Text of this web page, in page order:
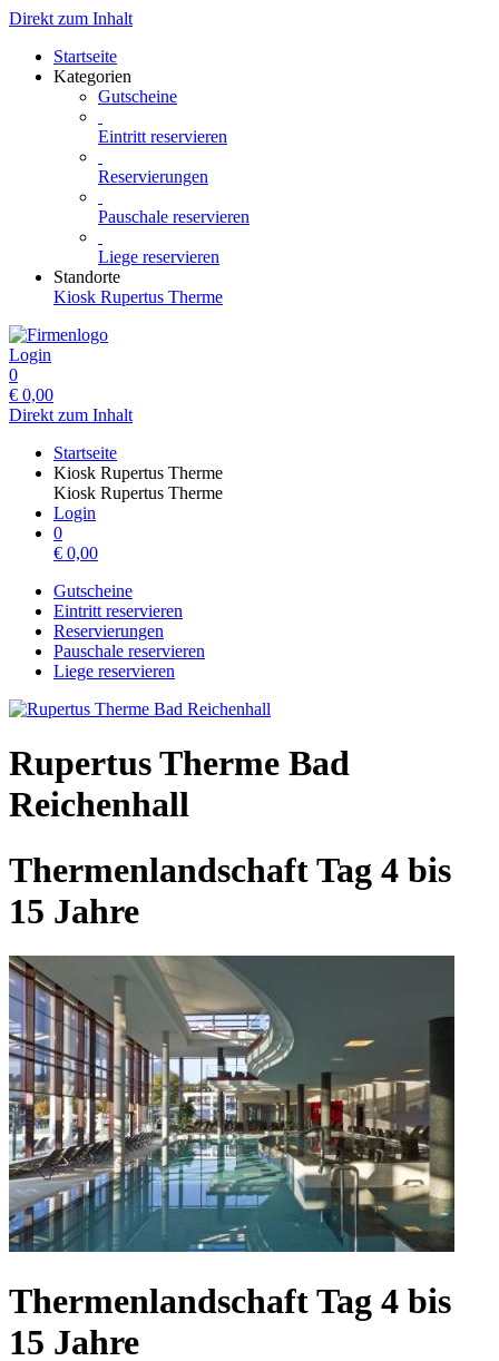
Direkt zum Inhalt
Startseite
Kategorien
Gutscheine
Eintritt reservieren
Reservierungen
Pauschale reservieren
Liege reservieren
Standorte
Kiosk Rupertus Therme
Login
0
€ 0,00
Direkt zum Inhalt
Startseite
Kiosk Rupertus Therme
Kiosk Rupertus Therme
Login
0
€ 0,00
Gutscheine
Eintritt reservieren
Reservierungen
Pauschale reservieren
Liege reservieren
Rupertus Therme Bad
Reichenhall
Thermenlandschaft Tag 4 bis
15 Jahre
Thermenlandschaft Tag 4 bis
15 Jahre